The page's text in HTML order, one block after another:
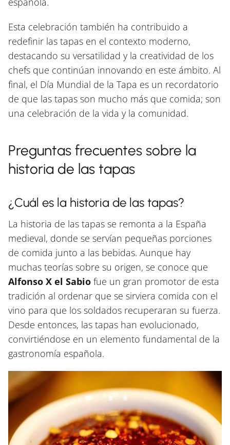
Esta celebración también ha contribuido a
redefinir las tapas en el contexto moderno,
destacando su versatilidad y la creatividad de los
chefs que continúan innovando en este ámbito. Al
final, el Día Mundial de la Tapa es un recordatorio
de que las tapas son mucho más que comida; son
una celebración de la vida y la comunidad.
Preguntas frecuentes sobre la
historia de las tapas
¿Cuál es la historia de las tapas?
La historia de las tapas se remonta a la España
medieval, donde se servían pequeñas porciones
de comida junto a las bebidas. Aunque hay
muchas teorías sobre su origen, se conoce que
Alfonso X el Sabio fue un gran promotor de esta
tradición al ordenar que se sirviera comida con el
vino para que los soldados recuperaran su fuerza.
Desde entonces, las tapas han evolucionado,
convirtiéndose en un elemento fundamental de la
gastronomía española.